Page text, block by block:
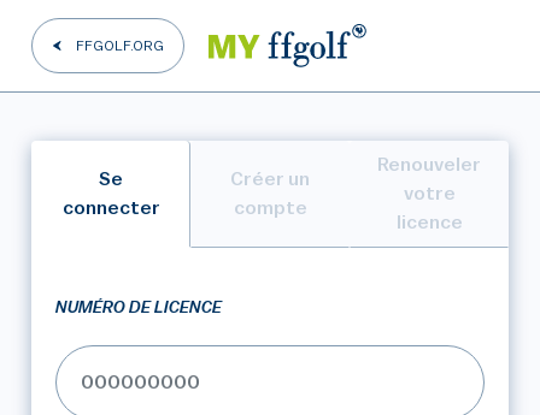
FFGOLF.ORG
Se
connecter
Créer un
compte
Renouveler
votre
licence
NUMÉRO DE LICENCE